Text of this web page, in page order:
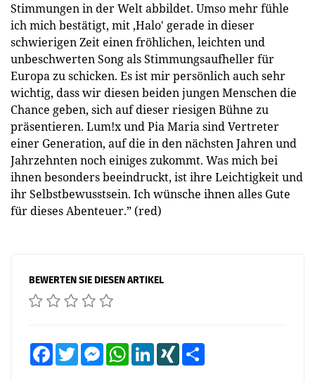
Stimmungen in der Welt abbildet. Umso mehr fühle
ich mich bestätigt, mit ,Halo' gerade in dieser
schwierigen Zeit einen fröhlichen, leichten und
unbeschwerten Song als Stimmungsaufheller für
Europa zu schicken. Es ist mir persönlich auch sehr
wichtig, dass wir diesen beiden jungen Menschen die
Chance geben, sich auf dieser riesigen Bühne zu
präsentieren. Lum!x und Pia Maria sind Vertreter
einer Generation, auf die in den nächsten Jahren und
Jahrzehnten noch einiges zukommt. Was mich bei
ihnen besonders beeindruckt, ist ihre Leichtigkeit und
ihr Selbstbewusstsein. Ich wünsche ihnen alles Gute
für dieses Abenteuer.” (red)
BEWERTEN SIE DIESEN ARTIKEL
FacebookTwitter MessengerWhatsAppLinkedInXING